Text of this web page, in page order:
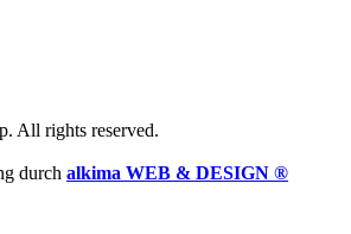
All rights reserved.
durch alkima WEB & DESIGN ®